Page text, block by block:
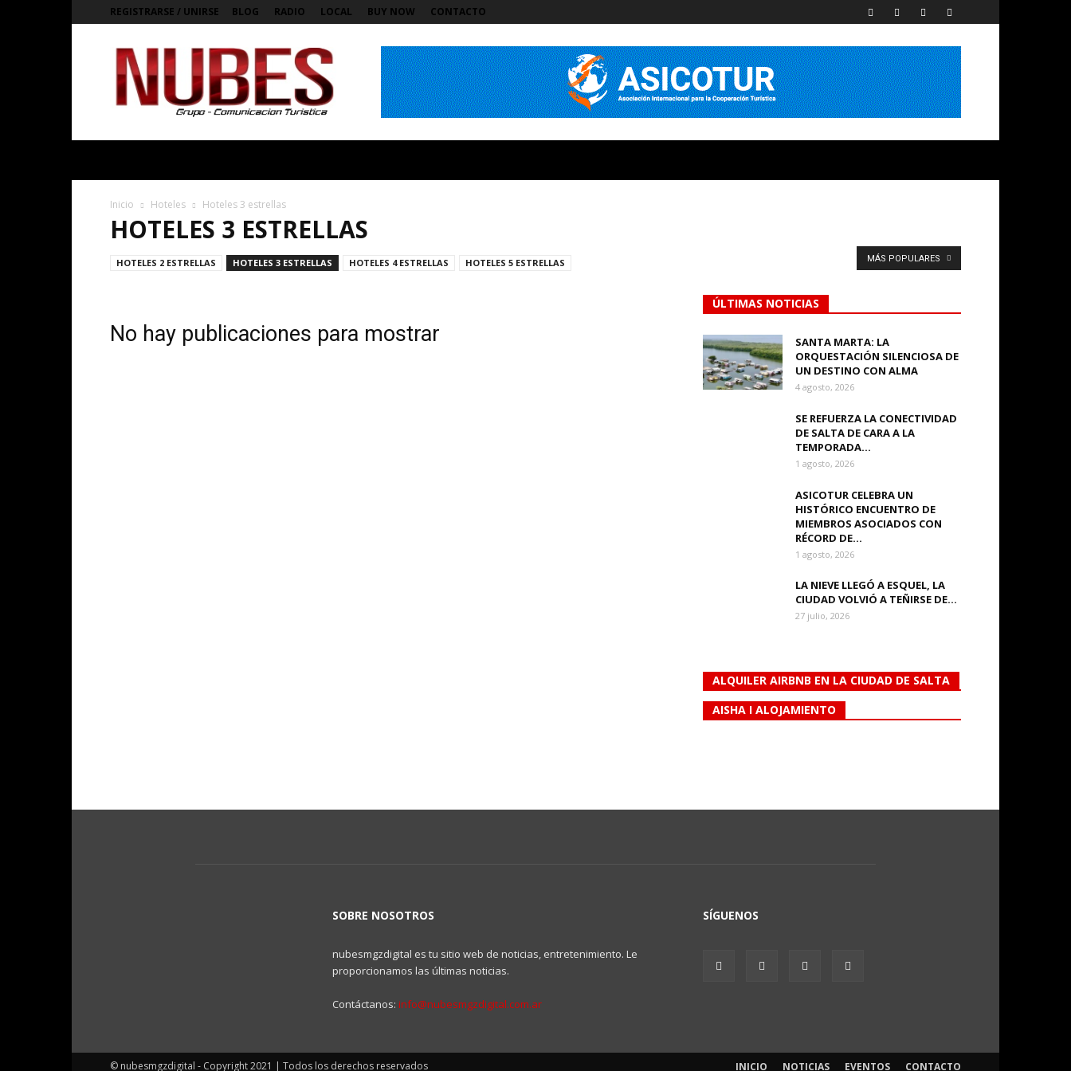
REGISTRARSE / UNIRSE BLOG RADIO LOCAL BUY NOW CONTACTO
Bienvenidos
Nubes
Magazine
de
Inicio Hoteles Hoteles 3 estrellas
HOTELES 3 ESTRELLAS
HOTELES 2 ESTRELLAS HOTELES 3 ESTRELLAS HOTELES 4 ESTRELLAS HOTELES 5 ESTRELLAS MÁS POPULARES
No hay publicaciones para mostrar
ÚLTIMAS NOTICIAS
SANTA MARTA: LA
ORQUESTACIÓN SILENCIOSA DE
UN DESTINO CON ALMA
4 agosto, 2026
SE REFUERZA LA CONECTIVIDAD
DE SALTA DE CARA A LA
TEMPORADA...
1 agosto, 2026
ASICOTUR CELEBRA UN
HISTÓRICO ENCUENTRO DE
MIEMBROS ASOCIADOS CON
RÉCORD DE...
1 agosto, 2026
LA NIEVE LLEGÓ A ESQUEL, LA
CIUDAD VOLVIÓ A TEÑIRSE DE...
27 julio, 2026
ALQUILER AIRBNB EN LA CIUDAD DE SALTA
AISHA I ALOJAMIENTO
SOBRE NOSOTROS
nubesmgzdigital es tu sitio web de noticias, entretenimiento. Le
proporcionamos las últimas noticias.
Contáctanos: info@nubesmgzdigital.com.ar
SÍGUENOS
INICIO NOTICIAS EVENTOS CONTACTO
© nubesmgzdigital - Copyright 2021 | Todos los derechos reservados